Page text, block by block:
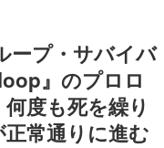
製作時のエピソードをお
『赫本』は、〈試験問題〉
す。
ープ・サバイバ
』のプロロ
度も死を繰り
常通りに進む